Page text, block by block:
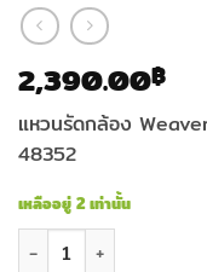
2,390.00฿
แหวนรัดกล้อง
48352
เหลืออยู่ 2 เท่านั้น
จำนวน แหวนรัดกล้อง